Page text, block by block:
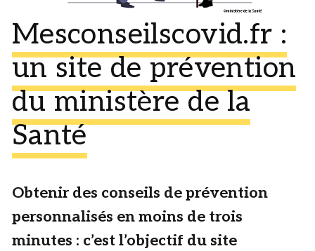
Mesconseilscovid.fr :
un site de prévention
du ministère de la
Santé
Obtenir des conseils de prévention
personnalisés en moins de trois
minutes : c’est l’objectif du site